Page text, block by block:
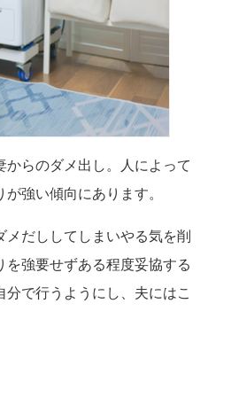
らのダメ出し。人によって
強い傾向にあります。
だししてしまいやる気を削
強要せずある程度妥協する
で行うようにし、夫にはこ